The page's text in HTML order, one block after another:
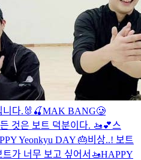
니다.🐰🍒MAK BANG🥲
것은 보트 덕분이다. 🚤💕스
Yeonkyu DAY 🎂비상..! 보트
트가 너무 보고 싶어서🚤HAPPY